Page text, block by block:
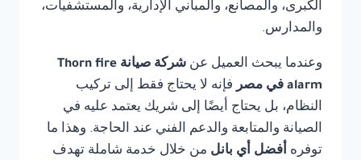
الكبرى، والمصانع، والمباني الإدارية، والمستشفيات،
والمدارس.
وعندما يبحث العميل عن
شركة صيانة Thorn fire
alarm في مصر
فإنه لا يحتاج فقط إلى تركيب
النظام، بل يحتاج أيضًا إلى شريك يعتمد عليه في
الصيانة والمتابعة والدعم الفني عند الحاجة. وهذا ما
توفره أفضل أي بانل من خلال خدمة شاملة تهدف